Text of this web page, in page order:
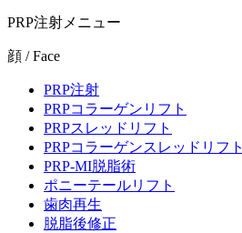
PRP注射メニュー
顔 / Face
PRP注射
PRPコラーゲンリフト
PRPスレッドリフト
PRPコラーゲンスレッドリフト
PRP-MI脱脂術
ポニーテールリフト
歯肉再生
脱脂後修正